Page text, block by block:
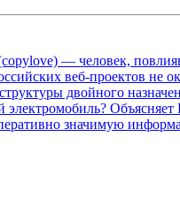
— человек,
веб-проектов не
двойного
электромобиль?
значимую